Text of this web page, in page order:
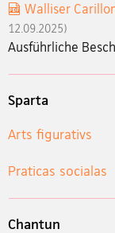
Walliser
12.09.2025)
Ausführliche
Sparta
Arts figurativs
Praticas socialas
Chantun